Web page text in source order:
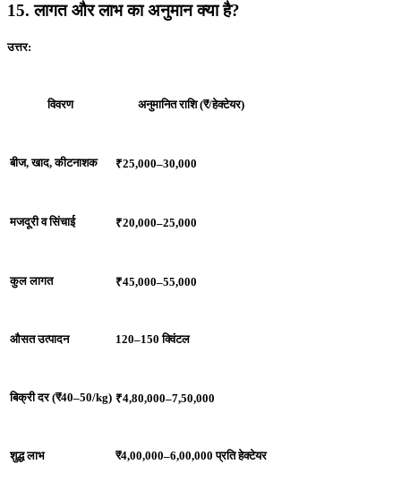
15. लागत और लाभ का अनुमान क्या है?
उत्तर:
विवरण अनुमानित राशि (₹/हेक्टेयर)
बीज, खाद, कीटनाशक ₹25,000–30,000
मजदूरी व सिंचाई ₹20,000–25,000
कुल लागत ₹45,000–55,000
औसत उत्पादन 120–150 क्विंटल
बिक्री दर (₹40–50/kg) ₹4,80,000–7,50,000
शुद्ध लाभ ₹4,00,000–6,00,000 प्रति हेक्टेयर